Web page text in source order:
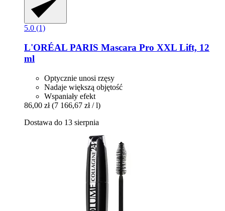
5.0 (1)
L'ORÉAL PARIS Mascara Pro XXL Lift, 12
ml
Optycznie unosi rzęsy
Nadaje większą objętość
Wspaniały efekt
86,00 zł (7 166,67 zł / l)
Dostawa do 13 sierpnia